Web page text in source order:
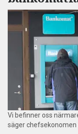
Vi befinner oss
säger chefsekonomen